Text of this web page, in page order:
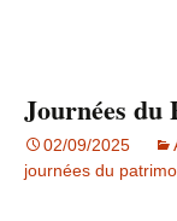
Journées du
02/09/2025
journées du